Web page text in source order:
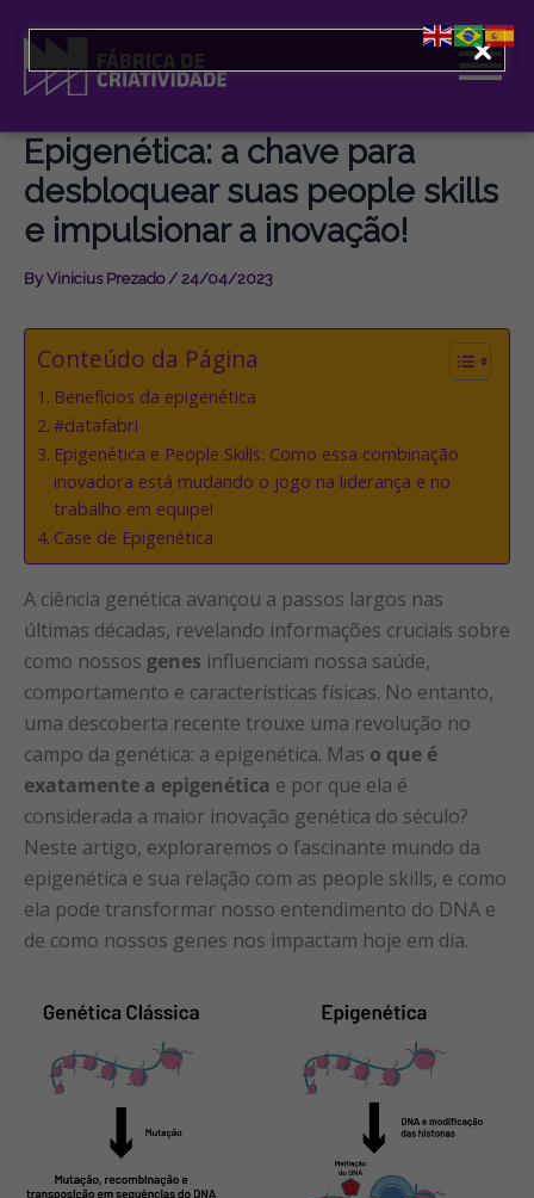
content
Epigenética: a chave para
desbloquear suas people skills
e impulsionar a inovação!
By Vinicius Prezado/ 24/04/2023
Conteúdo da Página
Benefícios da epigenética
#datafabri
Epigenética e People Skills: Como essa combinação
inovadora está mudando o jogo na liderança e no
trabalho em equipe!
Case de Epigenética
A ciência genética avançou a passos largos nas
últimas décadas, revelando informações cruciais sobre
como nossos genes influenciam nossa saúde,
comportamento e características físicas. No entanto,
uma descoberta recente trouxe uma revolução no
campo da genética: a epigenética. Mas o que é
exatamente a epigenética e por que ela é
considerada a maior inovação genética do século?
Neste artigo, exploraremos o fascinante mundo da
epigenética e sua relação com as people skills, e como
ela pode transformar nosso entendimento do DNA e
de como nossos genes nos impactam hoje em dia.